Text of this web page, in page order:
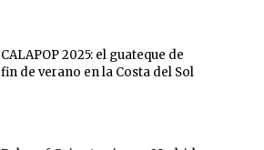
CALAPOP 2025: el guateque de
fin de verano en la Costa del Sol